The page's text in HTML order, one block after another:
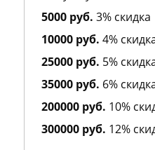
Amzan
Andre d`Archer
Andrea Maack
Andree Putman
Andy Roddick
Angel Schlesser
Angry Birds
Anna Sui
5000 руб. 3% скидка
10000 руб. 4%
25000 руб. 5%
35000 руб. 6%
200000 руб. 10%
300000 руб. 12%